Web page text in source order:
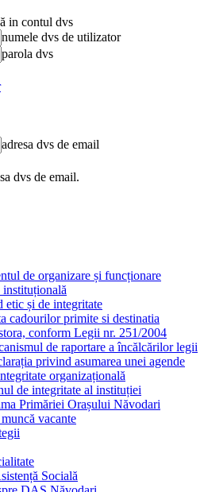
in contul dvs
numele dvs de utilizator
parola dvs
adresa dvs de email
dvs de email.
de organizare și funcționare
instituțională
etic și de integritate
cadourilor primite si destinatia
conform Legii nr. 251/2004
de raportare a încălcărilor legii
privind asumarea unei agende
organizațională
de integritate al instituției
Primăriei Orașului Năvodari
vacante
Socială